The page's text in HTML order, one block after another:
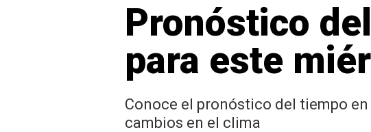
Pronóstico
para este
Conoce el pronóstico del tiempo
cambios en el clima